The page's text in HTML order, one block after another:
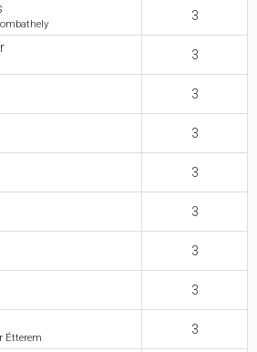
3
3
3
3
3
3
3
3
Étterem
3